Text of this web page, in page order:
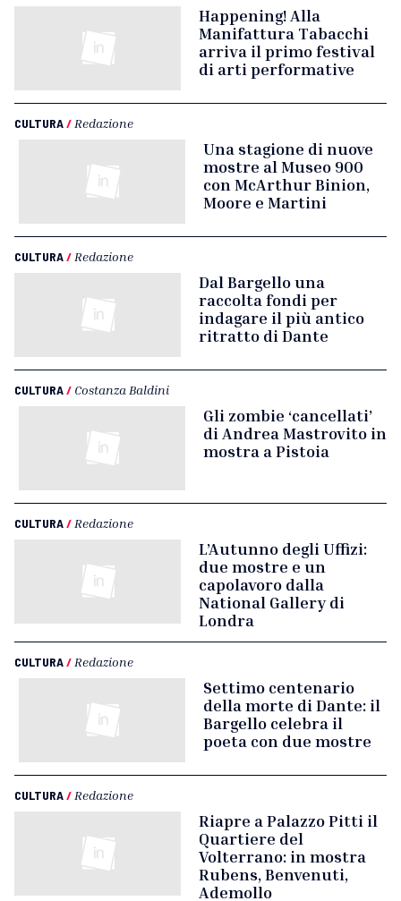
Happening! Alla
Manifattura Tabacchi
arriva il primo festival
di arti performative
CULTURA/ Redazione
Una stagione di nuove
mostre al Museo 900
con McArthur Binion,
Moore e Martini
CULTURA/ Redazione
Dal Bargello una
raccolta fondi per
indagare il più antico
ritratto di Dante
CULTURA/ Costanza Baldini
Gli zombie ‘cancellati’
di Andrea Mastrovito in
mostra a Pistoia
CULTURA/ Redazione
L’Autunno degli Uffizi:
due mostre e un
capolavoro dalla
National Gallery di
Londra
CULTURA/ Redazione
Settimo centenario
della morte di Dante: il
Bargello celebra il
poeta con due mostre
CULTURA/ Redazione
Riapre a Palazzo Pitti il
Quartiere del
Volterrano: in mostra
Rubens, Benvenuti,
Ademollo